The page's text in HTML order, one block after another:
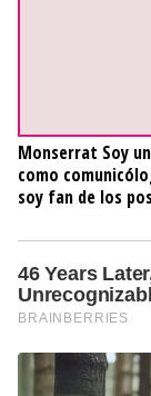
Monserrat Soy
como
soy fan de los